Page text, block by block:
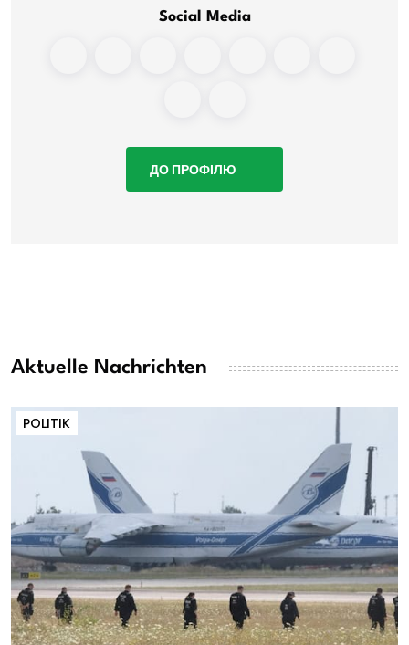
Social Media
ДО ПРОФІЛЮ
Aktuelle Nachrichten
POLITIK